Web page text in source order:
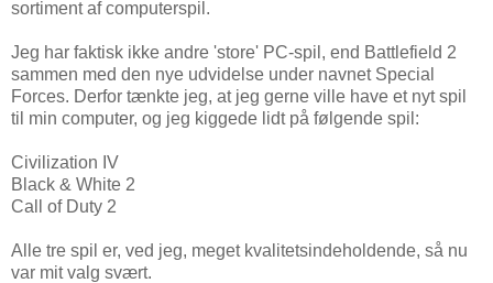
sortiment af computerspil.
Jeg har faktisk ikke andre 'store' PC-spil, end Battlefield 2
sammen med den nye udvidelse under navnet Special
Forces. Derfor tænkte jeg, at jeg gerne ville have et nyt spil
til min computer, og jeg kiggede lidt på følgende spil:
Civilization IV
Black & White 2
Call of Duty 2
Alle tre spil er, ved jeg, meget kvalitetsindeholdende, så nu
var mit valg svært.